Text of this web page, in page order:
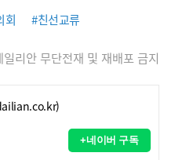
회 #친선교류
리안 무단전재 및 재배포 금지
+네이버 구독